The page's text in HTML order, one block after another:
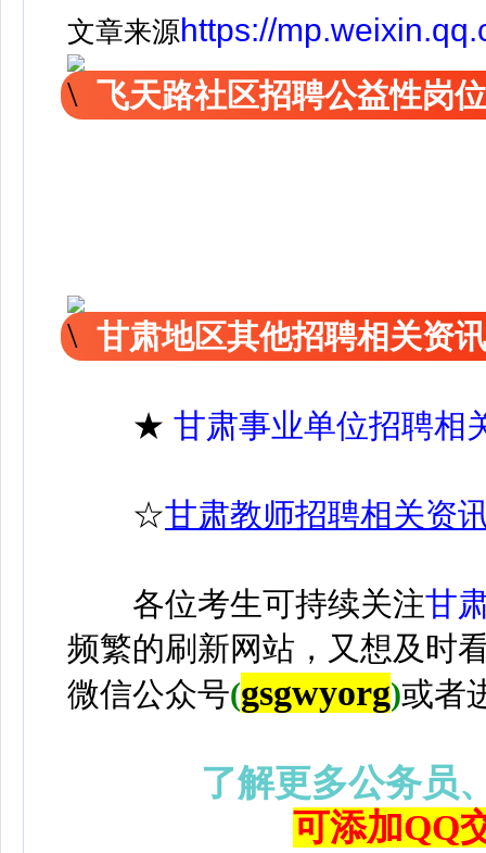
文章来源https://
飞天路社区招聘公益性岗
甘肃地区其他招聘相关资
★ 甘肃事业单位招聘相
☆甘肃教师招聘相关资
各位考生可持续关注甘
频繁的刷新网站，又想及时
微信公众号(gsgwyorg)或者
了解更多公务员
可添加QQ